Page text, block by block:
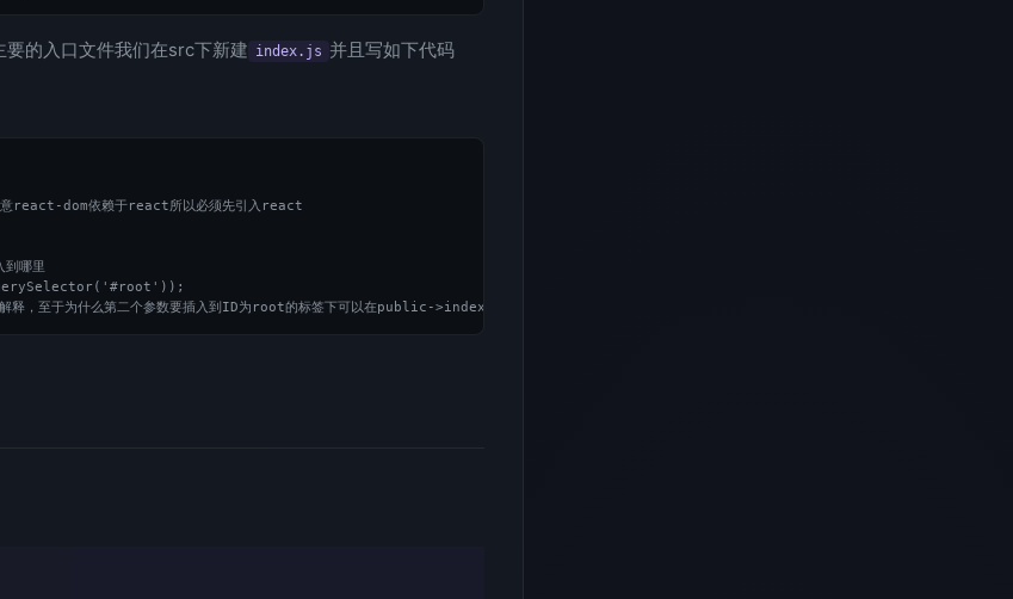
要的入口文件我们在src下新建 index.js 并且写如下代码
dom依赖于react所以必须先引入react
哪里